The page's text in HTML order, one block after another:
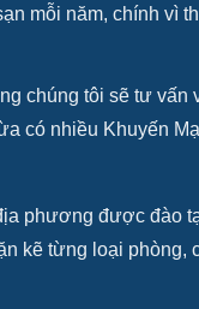
mỗi năm, chính vì
chúng tôi sẽ tư vấn
có nhiều Khuyến
phương được đào
kẽ từng loại phòng,